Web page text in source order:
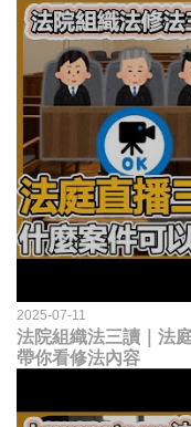
2025-07-11
法院組織法三讀｜法
帶你看修法內容